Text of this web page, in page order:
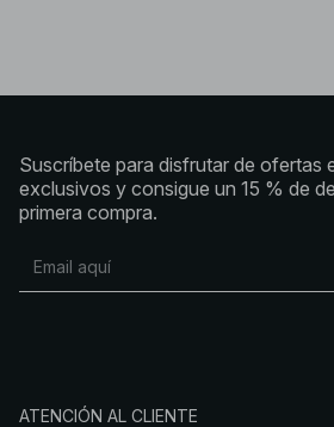
Suscríbete para disfrutar de ofertas
exclusivos y consigue un 15 % de
primera compra.
ATENCIÓN AL CLIENTE